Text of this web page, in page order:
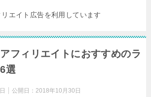
エイト広告を利用しています
アフィリエイトにおすすめのラ
選
公開日： 2018年10月30日